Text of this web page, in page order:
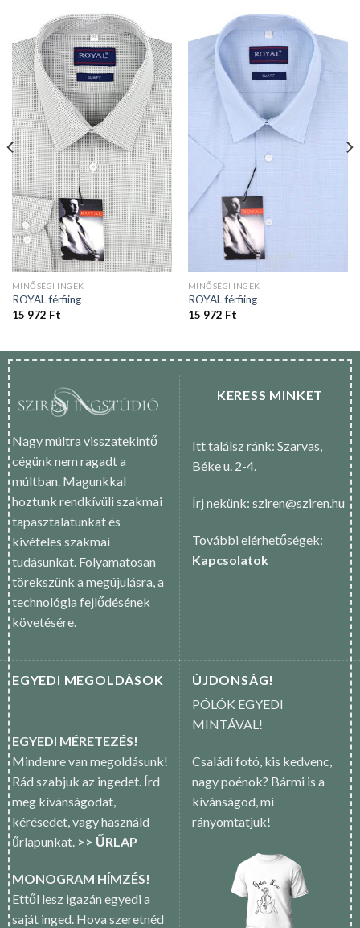
MINŐSÉGI INGEK
ROYAL férfiing
15 972 Ft
MINŐSÉGI INGEK
ROYAL férfiing
15 972 Ft
Nagy múltra visszatekintő
cégünk nem ragadt a
múltban. Magunkkal
hoztunk rendkívüli szakmai
tapasztalatunkat és
kivételes szakmai
tudásunkat. Folyamatosan
törekszünk a megújulásra, a
technológia fejlődésének
követésére.
KERESS MINKET
Itt találsz ránk: Szarvas,
Béke u. 2-4.
Írj nekünk: sziren@sziren.hu
További elérhetőségek:
Kapcsolatok
EGYEDI MEGOLDÁSOK
EGYEDI MÉRETEZÉS!
Mindenre van megoldásunk!
Rád szabjuk az ingedet. Írd
meg kívánságodat,
kérésedet, vagy használd
űrlapunkat. >> ŰRLAP
MONOGRAM HÍMZÉS!
Ettől lesz igazán egyedi a
saját inged. Hova szeretnéd
ÚJDONSÁG!
PÓLÓK EGYEDI
MINTÁVAL!
Családi fotó, kis kedvenc,
nagy poénok? Bármi is a
kívánságod, mi
rányomtatjuk!